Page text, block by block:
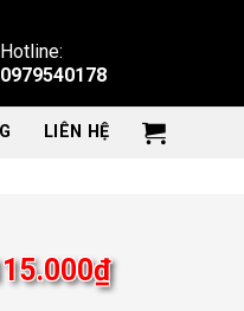
Hotline:
0979540178
LIÊN HỆ
₫